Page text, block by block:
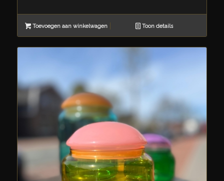
Toevoegen aan winkelwagen Toon details